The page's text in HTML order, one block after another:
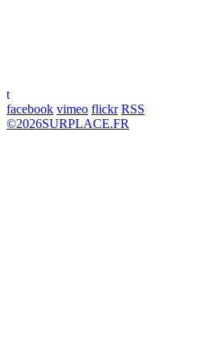
t
facebook vimeo flickr RSS
©2026SURPLACE.FR